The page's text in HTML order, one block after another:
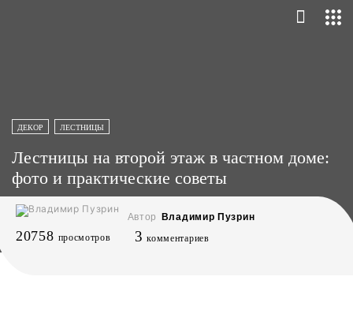
ДЕКОР ЛЕСТНИЦЫ
Лестницы на второй этаж в частном доме:
фото и практические советы
Автор Владимир Пузрин
20758 просмотров 3 комментариев